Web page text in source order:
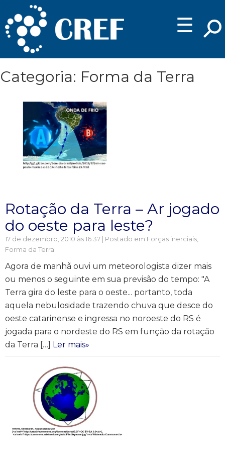
☰
Categoria: Forma da Terra
Rotação da Terra – Ar jogado
do oeste para leste?
17 de dezembro, 2010 às 16:37 | Postado em Forças inerciais,
Forma da Terra
Agora de manhã ouvi um meteorologista dizer mais
ou menos o seguinte em sua previsão do tempo: "A
Terra gira do leste para o oeste... portanto, toda
aquela nebulosidade trazendo chuva que desce do
oeste catarinense e ingressa no noroeste do RS é
jogada para o nordeste do RS em função da rotação
da Terra […] Ler mais»